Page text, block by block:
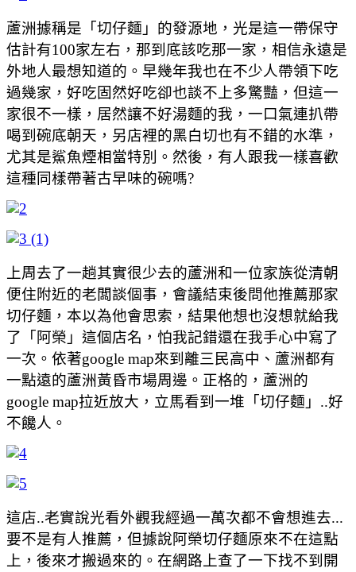
蘆洲據稱是「切仔麵」的發源地，光是這一帶保守
估計有100家左右，那到底該吃那一家，相信永遠是
外地人最想知道的。早幾年我也在不少人帶領下吃
過幾家，好吃固然好吃卻也談不上多驚豔，但這一
家很不一樣，居然讓不好湯麵的我，一口氣連扒帶
喝到碗底朝天，另店裡的黑白切也有不錯的水準，
尤其是鯊魚煙相當特別。然後，有人跟我一樣喜歡
這種同樣帶著古早味的碗嗎?
上周去了一趟其實很少去的蘆洲和一位家族從清朝
便住附近的老闆談個事，會議結束後問他推薦那家
切仔麵，本以為他會思索，結果他想也沒想就給我
了「阿榮」這個店名，怕我記錯還在我手心中寫了
一次。依著google map來到離三民高中、蘆洲都有
一點遠的蘆洲黃昏市場周邊。正格的，蘆洲的
google map拉近放大，立馬看到一堆「切仔麵」..好
不饞人。
這店..老實說光看外觀我經過一萬次都不會想進去...
要不是有人推薦，但據說阿榮切仔麵原來不在這點
上，後來才搬過來的。在網路上查了一下找不到開